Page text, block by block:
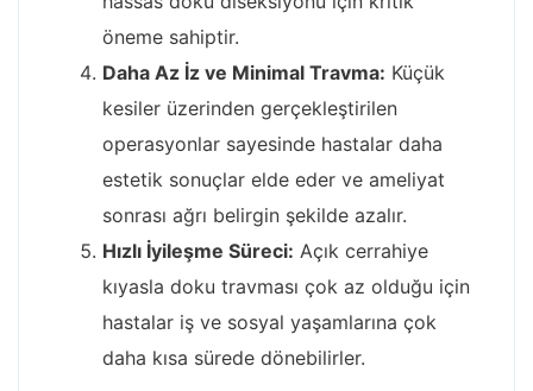
öneme sahiptir.
Daha Az İz ve Minimal Travma: Küçük
kesiler üzerinden gerçekleştirilen
operasyonlar sayesinde hastalar daha
estetik sonuçlar elde eder ve ameliyat
sonrası ağrı belirgin şekilde azalır.
Hızlı İyileşme Süreci: Açık cerrahiye
kıyasla doku travması çok az olduğu için
hastalar iş ve sosyal yaşamlarına çok
daha kısa sürede dönebilirler.